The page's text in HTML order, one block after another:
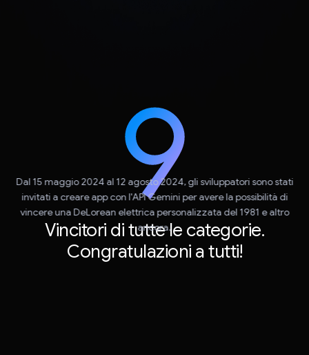
Vincitori di tutte le categorie.
Congratulazioni a tutti!
Dal 15 maggio 2024 al 12 agosto 2024, gli sviluppatori sono stati
invitati a creare app con l'API Gemini per avere la possibilità di
vincere una DeLorean elettrica personalizzata del 1981 e altro
ancora.